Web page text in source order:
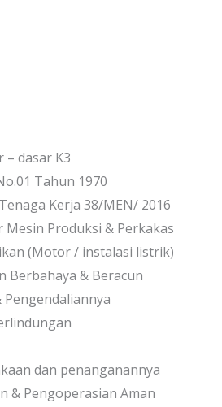
– dasar K3
Tahun 1970
Kerja 38/MEN/ 2016
Mesin Produksi & Perkakas
(Motor / instalasi listrik)
Berbahaya & Beracun
dan penanganannya
& Pengoperasian Aman